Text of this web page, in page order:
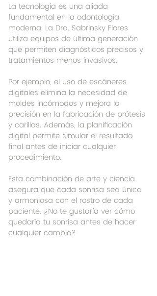
La tecnología es una aliada
fundamental en la odontología
moderna. La Dra. Sabrinsky Flores
utiliza equipos de última generación
que permiten diagnósticos precisos y
tratamientos menos invasivos.
Por ejemplo, el uso de escáneres
digitales elimina la necesidad de
moldes incómodos y mejora la
precisión en la fabricación de prótesis
y carillas. Además, la planificación
digital permite simular el resultado
final antes de iniciar cualquier
procedimiento.
Esta combinación de arte y ciencia
asegura que cada sonrisa sea única
y armoniosa con el rostro de cada
paciente. ¿No te gustaría ver cómo
quedaría tu sonrisa antes de hacer
cualquier cambio?